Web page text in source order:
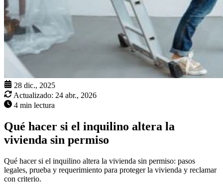
28 dic., 2025
Actualizado: 24 abr., 2026
4 min lectura
Qué hacer si el inquilino altera la
vivienda sin permiso
Qué hacer si el inquilino altera la vivienda sin permiso: pasos
legales, prueba y requerimiento para proteger la vivienda y reclamar
con criterio.